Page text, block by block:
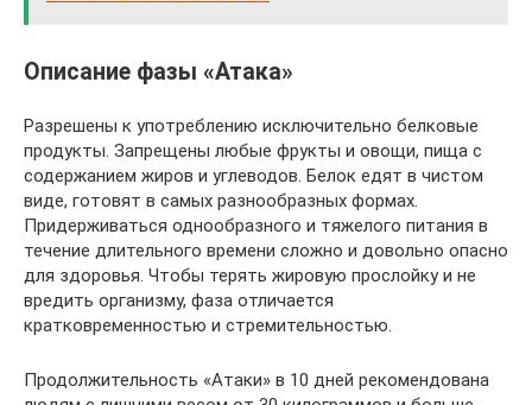
Описание фазы «Атака»
Разрешены к употреблению исключительно белковые
продукты. Запрещены любые фрукты и овощи, пища с
содержанием жиров и углеводов. Белок едят в чистом
виде, готовят в самых разнообразных формах.
Придерживаться однообразного и тяжелого питания в
течение длительного времени сложно и довольно опасно
для здоровья. Чтобы терять жировую прослойку и не
вредить организму, фаза отличается
кратковременностью и стремительностью.
Продолжительность «Атаки» в 10 дней рекомендована